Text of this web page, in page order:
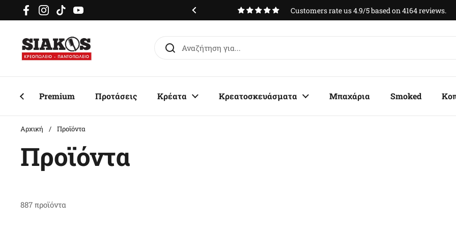
Μετάβαση στο περιεχόμενο
FacebookInstagram
TikTokYouTube
delivery σε όλη την Αττική Customers rate us 4.9/5 based on 4164 reviews.
Premium Προτάσεις Κρέατα Κρεατοσκευάσματα Μπαχάρια Smoked
Αρχική / Προϊόντα
Προϊόντα
887 προϊόντα